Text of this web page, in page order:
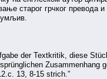
старог грчког превода
der Textkritik, diese
Zusammenhang
13, 8-15 strich.”